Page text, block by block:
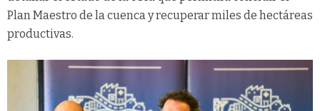
Plan Maestro de la cuenca y recuperar miles de hectáreas
productivas.